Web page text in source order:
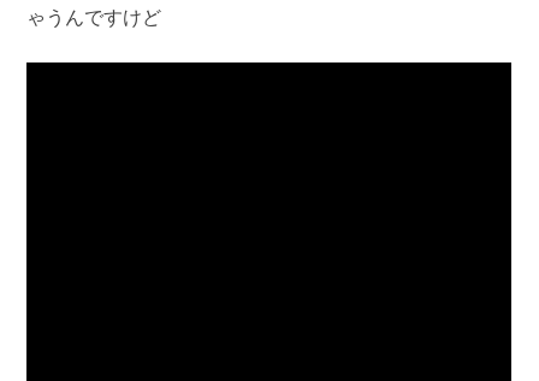
ゃうんですけど